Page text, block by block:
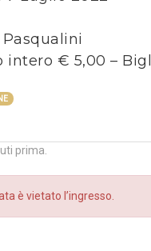
intero € 5,00 –
prima.
è vietato l’ingresso.